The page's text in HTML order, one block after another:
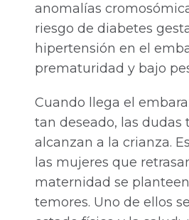
anomalías
riesgo de diabetes
hipertensión en el
prematuridad y bajo
Cuando llega el
tan deseado, las dudas
alcanzan a la crianza.
las mujeres que
maternidad se
temores. Uno de ellos